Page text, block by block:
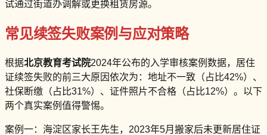
试通过街道办调解或更换租赁房源。
常见续签失败案例与应对策略
根据北京教育考试院2024年公布的入学审核案例数据，居住
证续签失败的前三大原因依次为：地址不一致（占比42%）、
社保断缴（占比31%）、证件照片不合格（占比12%）。以下
两个真实案例值得警惕。
案例一：海淀区家长王先生，2023年5月搬家后未更新居住证